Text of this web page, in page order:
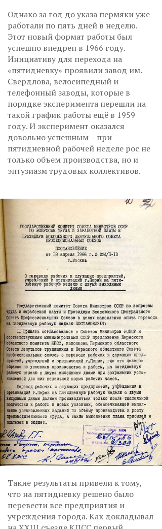
Однако за год до указа пермяки уже
работали по пять дней в неделю.
Этот новый формат работы был
успешно внедрен в 1966 году.
Инициативу для перехода на
«пятидневку» проявили завод им.
Свердлова, велосипедный и
телефонный заводы, которые в
порядке эксперимента перешли на
такой график работы ещё в 1959
году. И эксперимент оказался
довольно успешным – при
пятидневной рабочей неделе рос не
только объем производства, но и
энтузиазм трудовых коллективов.
Такие результаты привели к тому,
что на пятидневку решено было
перевести все предприятия и
учреждения города. Как докладывал